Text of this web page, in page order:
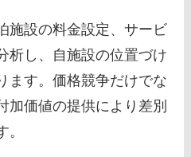
施設の料金設定、サービ
析し、自施設の位置づけ
ます。価格競争だけでな
加価値の提供により差別